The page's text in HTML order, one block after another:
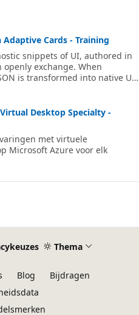
Cards - Training
snippets of UI, authored in
openly exchange. When
is transformed into native UI
platforms and frameworks.
engaging messages with
Messages and
Desktop Specialty -
met virtuele
Microsoft Azure voor elk
Thema
Blog
Bijdragen